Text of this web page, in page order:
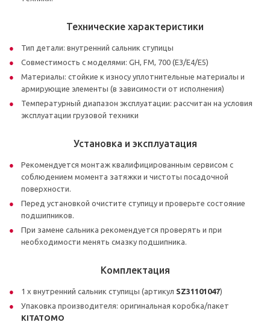
Технические характеристики
Тип детали: внутренний сальник ступицы
Совместимость с моделями: GH, FM, 700 (E3/E4/E5)
Материалы: стойкие к износу уплотнительные материалы и
армирующие элементы (в зависимости от исполнения)
Температурный диапазон эксплуатации: рассчитан на условия
эксплуатации грузовой техники
Установка и эксплуатация
Рекомендуется монтаж квалифицированным сервисом с
соблюдением момента затяжки и чистоты посадочной
поверхности.
Перед установкой очистите ступицу и проверьте состояние
подшипников.
При замене сальника рекомендуется проверять и при
необходимости менять смазку подшипника.
Комплектация
1 x внутренний сальник ступицы (артикул SZ31101047)
Упаковка производителя: оригинальная коробка/пакет
KITATOMO